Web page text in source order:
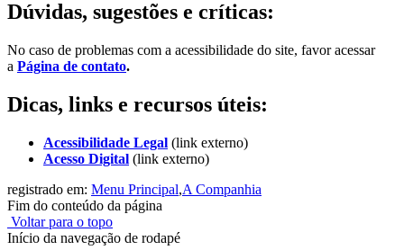
Dúvidas, sugestões e críticas:
No caso de problemas com a acessibilidade do site, favor acessar
a Página de contato.
Dicas, links e recursos úteis:
Acessibilidade Legal (link externo)
Acesso Digital (link externo)
registrado em: Menu Principal,A Companhia
Fim do conteúdo da página
Voltar para o topo
Início da navegação de rodapé